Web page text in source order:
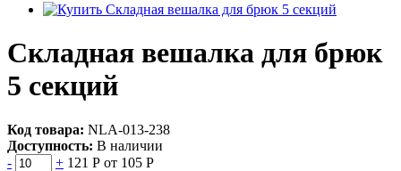
Складная вешалка для брюк
5 секций
Код товара: NLА-013-238
Доступность: В наличии
-
+ 121 Р от 105 Р